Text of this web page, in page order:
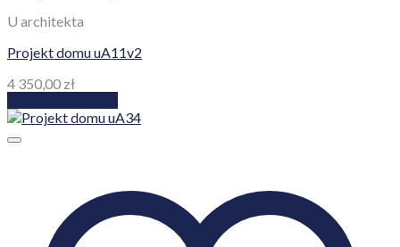
U architekta
Projekt domu uA11v2
4 350,00 zł